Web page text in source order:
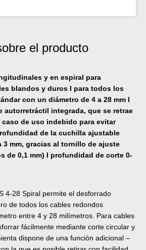
el producto
y en espiral para
blandos y duros I para todos los
con un diámetro de 4 a 28 mm I
autorretráctil integrada, que se retrae
de uso indebido para evitar
de la cuchilla ajustable
3 mm, gracias al tornillo de ajuste
de 0,1 mm) I profundidad de corte 0-
4-28 Spiral permite el desforrado
de todos los cables redondos
entre 4 y 28 milímetros. Para cables
fácilmente mediante corte circular y
dispone de una función adicional –